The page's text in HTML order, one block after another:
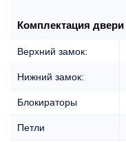
Комплектация двери
Верхний замок:
Нижний замок:
Блокираторы
Петли